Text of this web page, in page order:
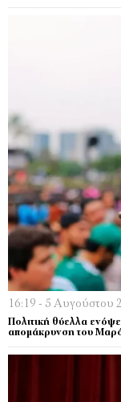
16:19 - 5 Αυγούστου
Πολιτική θύελλα
απομάκρυνση του